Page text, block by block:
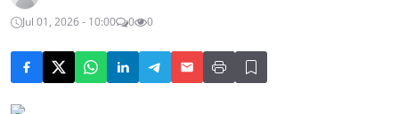
Jul 01, 2026 - 10:00
0 0